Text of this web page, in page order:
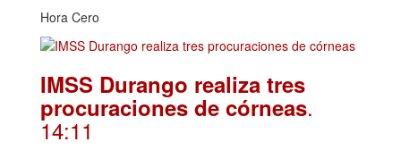
Hora Cero
IMSS Durango realiza tres
procuraciones de córneas.
14:11